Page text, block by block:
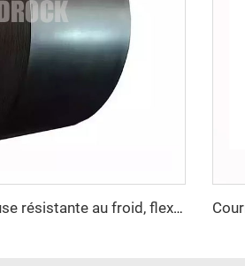
Courroie transporteuse résistante au froid, flexible à basse température et robuste pour les applications industrielles en milieu minier et extérieur